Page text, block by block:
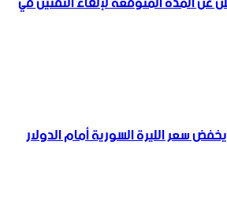
سعر الليرة السورية أمام الدولار